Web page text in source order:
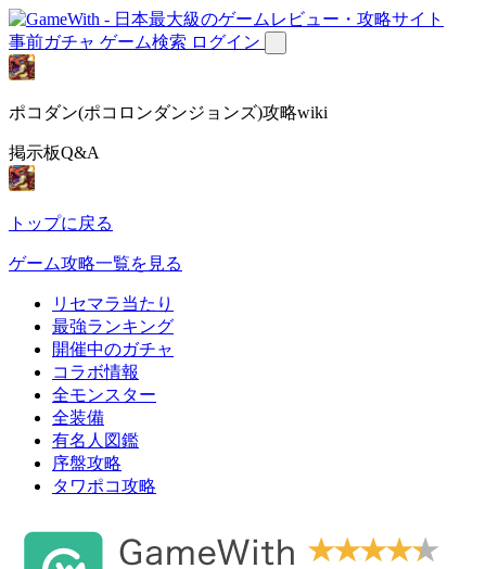
事前ガチャ ゲーム検索 ログイン
ポコダン(ポコロンダンジョンズ)攻略wiki
掲示板Q&A
トップに戻る
ゲーム攻略一覧を見る
リセマラ当たり
最強ランキング
開催中のガチャ
コラボ情報
全モンスター
全装備
有名人図鑑
序盤攻略
タワポコ攻略